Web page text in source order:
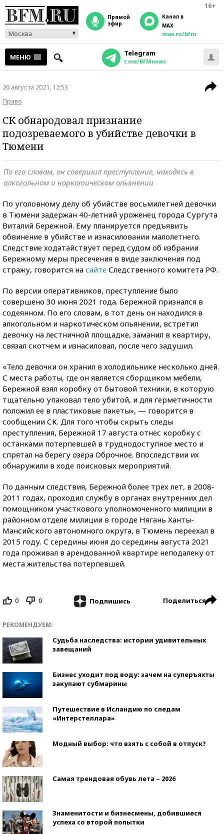
16+
Москва
прямой
эфир
Канал в
MAX
max.ru/bfm
МЕНЮ Telegram
t.me/BFMnews
26 августа 2021, 12:53
Право
СК обнародовал признание
подозреваемого в убийстве девочки в
Тюмени
По его словам, он совершил преступление, находясь в
алкогольном и наркотическом опьянении
По уголовному делу об убийстве восьмилетней девочки
в Тюмени задержан 40-летний уроженец города Сургута
Виталий Бережной. Ему планируется предъявить
обвинение в убийстве и изнасиловании малолетнего.
Следствие ходатайствует перед судом об избрании
Бережному меры пресечения в виде заключения под
стражу, говорится на сайте Следственного комитета РФ.
По версии оперативников, преступление было
совершено 30 июня 2021 года. Бережной признался в
содеянном. По его словам, в тот день он находился в
алкогольном и наркотическом опьянении, встретил
девочку на лестничной площадке, заманил в квартиру,
связал скотчем и изнасиловал, после чего задушил.
«Тело девочки он хранил в холодильнике несколько дней.
С места работы, где он является сборщиком мебели,
Бережной взял коробку от бытовой техники, в которую
тщательно упаковал тело убитой, и для герметичности
положил ее в пластиковые пакеты», — говорится в
сообщении СК. Для того чтобы скрыть следы
преступления, Бережной 17 августа отнес коробку с
останками потерпевшей в труднодоступное место и
спрятал на берегу озера Оброчное. Впоследствии их
обнаружили в ходе поисковых мероприятий.
По данным следствия, Бережной более трех лет, в 2008-
2011 годах, проходил службу в органах внутренних дел
помощником участкового уполномоченного милиции в
районном отделе милиции в городе Нягань Ханты-
Мансийского автономного округа, в Тюмень переехал в
2015 году. С середины июня до середины августа 2021
года проживал в арендованной квартире неподалеку от
места жительства потерпевшей.
0 0 Подпишись Поделиться
РЕКОМЕНДУЕМ:
Судьба наследства: истории удивительных
завещаний
Бизнес уходит под воду: зачем на суперъяхты
закупают субмарины
Путешествие в Исландию по следам
«Интерстеллара»
Модный выбор: что взять с собой в отпуск?
Самая трендовая обувь лета – 2026
Знаменитости и бизнесмены, добившиеся
успеха со второй попытки